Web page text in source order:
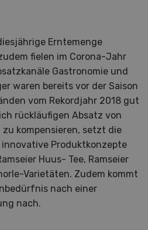
Erntemenge
fielen im Corona-Jahr
Gastronomie und
waren bereits vor der Saison
vom Rekordjahr 2018 gut
rückläufigen Absatz von
kompensieren, setzt die
innovative Produktkonzepte
Huus- Tee, Ramseier
Varietäten. Zudem kommt
nach einer
nach.